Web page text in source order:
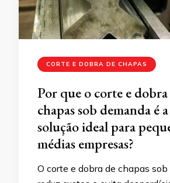
CORTE E DOBRA DE CHAPAS
Por que o corte e
chapas sob demanda é a
solução ideal para
médias empresas?
O corte e dobra de chapas